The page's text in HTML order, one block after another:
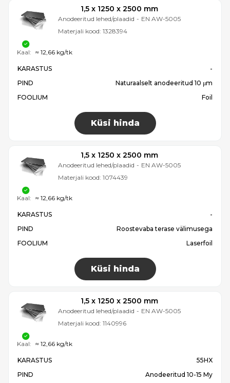
1,5 x 1250 x 2500 mm
Anodeeritud lehed/plaadid - EN AW-5005
Materjali kood: 1328394
KARASTUS
-
PIND
Naturaalselt anodeeritud 10 μm
FOOLIUM
Foil
Küsi hinda
Kaal: ≈ 12,66 kg/tk
1,5 x 1250 x 2500 mm
Anodeeritud lehed/plaadid - EN AW-5005
Materjali kood: 1074439
KARASTUS
-
PIND
Roostevaba terase välimusega
FOOLIUM
Laserfoil
Küsi hinda
Kaal: ≈ 12,66 kg/tk
1,5 x 1250 x 2500 mm
Anodeeritud lehed/plaadid - EN AW-5005
Materjali kood: 1140996
KARASTUS
55HX
PIND
Anodeeritud 10-15 My
Kaal: ≈ 12,66 kg/tk